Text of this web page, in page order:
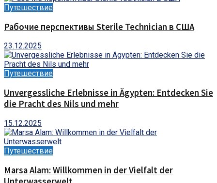
Путешествие
Рабочие перспективы Sterile Technician в США
23.12.2025
Путешествие
Unvergessliche Erlebnisse in Ägypten: Entdecken Sie
die Pracht des Nils und mehr
15.12.2025
Путешествие
Marsa Alam: Willkommen in der Vielfalt der